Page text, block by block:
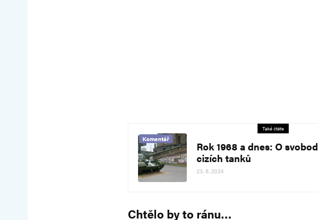
Také čtěte
Komentář
Rok 1968 a dnes: O
cizích tanků
23. 8. 2024
Chtělo by to ránu…